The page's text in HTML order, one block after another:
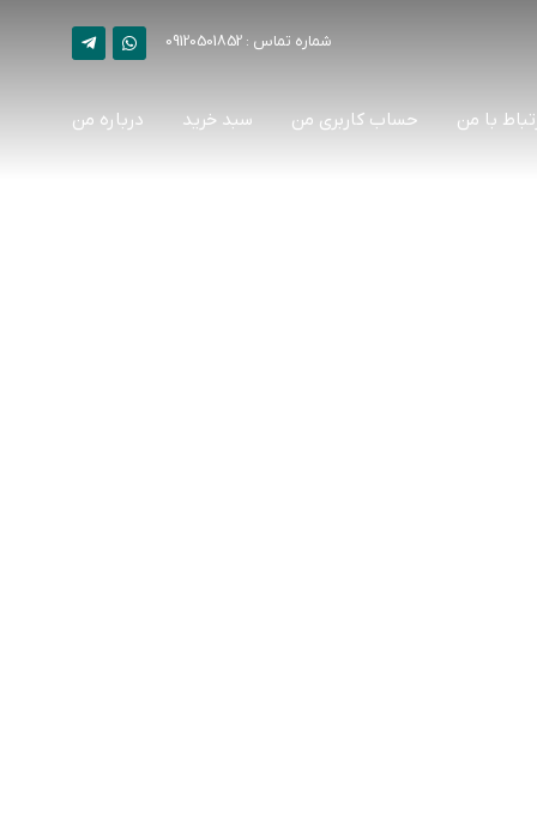
شماره تماس : 09120501852
با من حساب کاربری من سبد خرید درباره من